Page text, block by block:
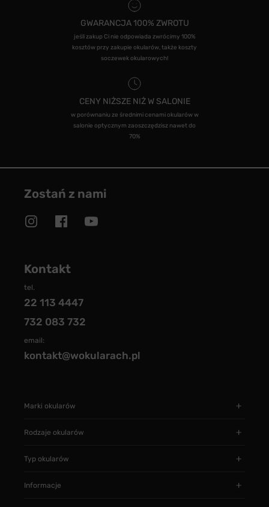
GWARANCJA 100% ZWROTU
jeśli zakup Ci nie odpowiada zwrócimy 100%
kosztów przy zakupie okularów, także koszty
soczewek okularowych!
CENY NIŻSZE NIŻ W SALONIE
w porównaniu ze średnimi cenami okularów w
salonie optycznym zaoszczędzisz nawet do
70%
Zostań z nami
Kontakt
tel.
22 113 4447
732 083 732
email:
kontakt@wokularach.pl
Marki okularów
Rodzaje okularów
Typ okularów
Informacje